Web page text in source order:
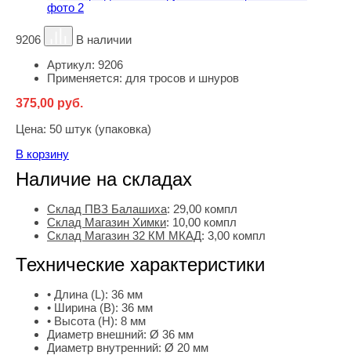
9206
В наличии
Артикул: 9206
Применяется: для тросов и шнуров
375,00 руб.
Цена: 50 штук (упаковка)
В корзину
Наличие на складах
Склад ПВЗ Балашиха: 29,00 компл
Склад Магазин Химки: 10,00 компл
Склад Магазин 32 КМ МКАД: 3,00 компл
Технические характеристики
• Длина (L): 36 мм
• Ширина (B): 36 мм
• Высота (H): 8 мм
Диаметр внешний: Ø 36 мм
Диаметр внутренний: Ø 20 мм